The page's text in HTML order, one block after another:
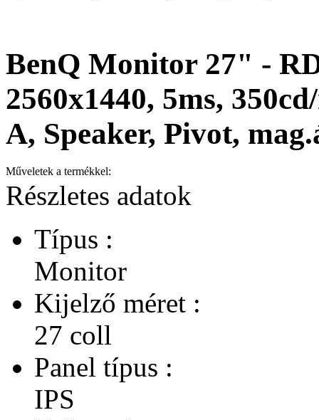
BenQ Monitor 27" -
2560x1440, 5ms,
A, Speaker, Pivot,
Műveletek a termékkel:
Részletes adatok
Típus :
Monitor
Kijelző méret :
27 coll
Panel típus :
IPS